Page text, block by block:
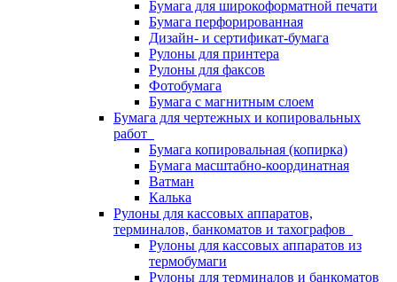
Бумага для широкоформатной печати
Бумага перфорированная
Дизайн- и сертификат-бумага
Рулоны для принтера
Рулоны для факсов
Фотобумага
Бумага с магнитным слоем
Бумага для чертежных и копировальных
работ
Бумага копировальная (копирка)
Бумага масштабно-координатная
Ватман
Калька
Рулоны для кассовых аппаратов,
терминалов, банкоматов и тахографов
Рулоны для кассовых аппаратов из
термобумаги
Рулоны для терминалов и банкоматов